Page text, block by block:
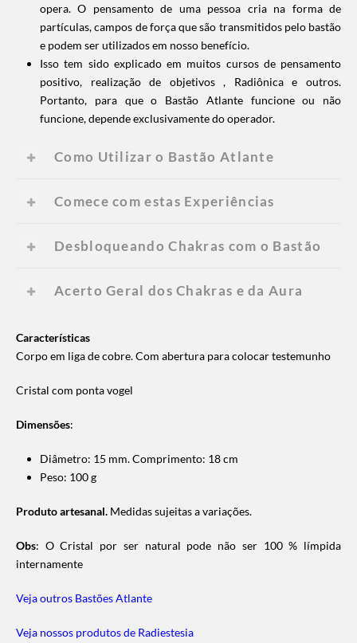
opera. O pensamento de uma pessoa cria na forma de
partículas, campos de força que são transmitidos pelo bastão
e podem ser utilizados em nosso benefício.
Isso tem sido explicado em muitos cursos de pensamento
positivo, realização de objetivos , Radiônica e outros.
Portanto, para que o Bastão Atlante funcione ou não
funcione, depende exclusivamente do operador.
Como Utilizar o Bastão Atlante
Comece com estas Experiências
Desbloqueando Chakras com o Bastão
Acerto Geral dos Chakras e da Aura
Características
Corpo em liga de cobre. Com abertura para colocar testemunho
Cristal com ponta vogel
Dimensões:
Diâmetro: 15 mm.Comprimento: 18 cm
Peso: 100 g
Produto artesanal. Medidas sujeitas a variações.
Obs: O Cristal por ser natural pode não ser 100 % límpida
internamente
Veja outros Bastões Atlante
Veja nossos produtos de Radiestesia